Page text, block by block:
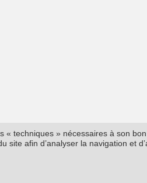
« techniques » nécessaires à son
site afin d’analyser la navigation et